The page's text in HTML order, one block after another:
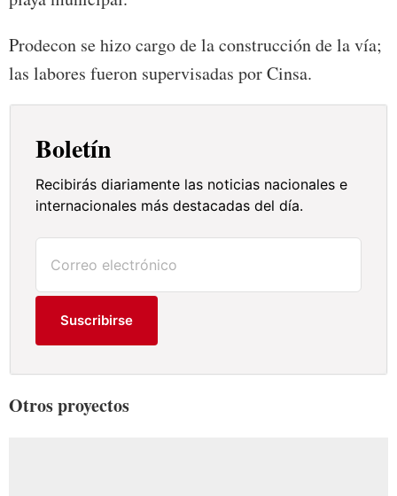
Prodecon se hizo cargo de la construcción de la vía;
las labores fueron supervisadas por Cinsa.
Boletín
Recibirás diariamente las noticias nacionales e
internacionales más destacadas del día.
Suscribirse
Otros proyectos